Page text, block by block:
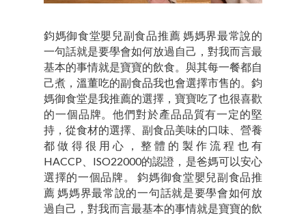
鈞媽御食堂嬰兒副食品推薦 媽媽界最常說的
一句話就是要學會如何放過自己，對我而言最
基本的事情就是寶寶的飲食。與其每一餐都自
己煮，溫董吃的副食品我也會選擇市售的。鈞
媽御食堂是我推薦的選擇，寶寶吃了也很喜歡
的一個品牌。他們對於產品品質有一定的堅
持，從食材的選擇、副食品美味的口味、營養
都做得很用心，整體的製作流程也有
HACCP、ISO22000的認證，是爸媽可以安心
選擇的一個品牌。 鈞媽御食堂嬰兒副食品推
薦 媽媽界最常說的一句話就是要學會如何放
過自己，對我而言最基本的事情就是寶寶的飲